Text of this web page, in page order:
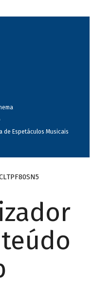
de Espetáculos Musicais